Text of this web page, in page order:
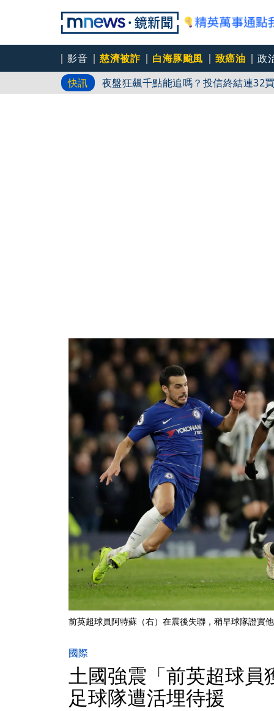
影音 慈濟被詐 白海豚颱風 致癌油
政
快訊
夜盤狂飆千點能追嗎？投信終結連32
又見3颱共舞！第16號颱風琵鷺生成
前英超球員阿特蘇（右）在震後失聯，稍早球隊證實
國際
土國強震「前英超球
足球隊遭活埋待援